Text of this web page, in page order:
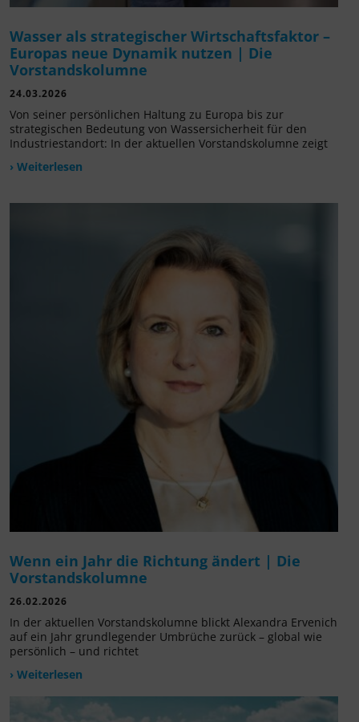
Wasser als strategischer Wirtschaftsfaktor –
Europas neue Dynamik nutzen | Die
Vorstandskolumne
24.03.2026
Von seiner persönlichen Haltung zu Europa bis zur
strategischen Bedeutung von Wassersicherheit für den
Industriestandort: In der aktuellen Vorstandskolumne zeigt
› Weiterlesen
Wenn ein Jahr die Richtung ändert | Die
Vorstandskolumne
26.02.2026
In der aktuellen Vorstandskolumne blickt Alexandra Ervenich
auf ein Jahr grundlegender Umbrüche zurück – global wie
persönlich – und richtet
› Weiterlesen